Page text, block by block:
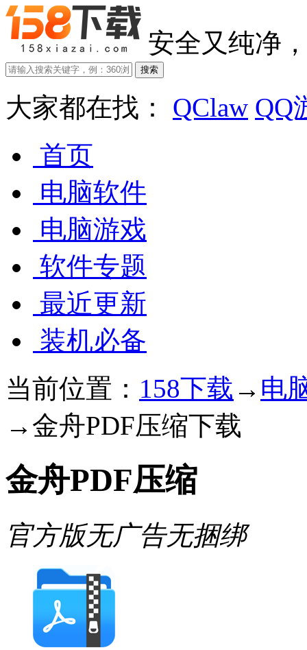
安全又纯净
大家都在找： QClaw QQ
首页
电脑软件
电脑游戏
软件专题
最近更新
装机必备
当前位置： 158下载 → 电
→ 金舟PDF压缩下载
金舟PDF压缩
官方版无广告无捆绑